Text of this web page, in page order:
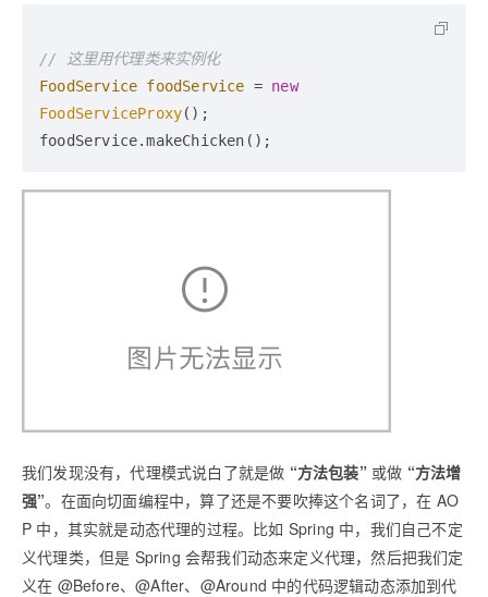
// 这里用代理类来实例化
FoodService foodService = new
FoodServiceProxy();
我们发现没有，代理模式说白了就是做 “方法包装”或做 “方法增
强”。在面向切面编程中，算了还是不要吹捧这个名词了，在 AO
P 中，其实就是动态代理的过程。比如 Spring 中，我们自己不定
义代理类，但是 Spring 会帮我们动态来定义代理，然后把我们定
义在 @Before、@After、@Around 中的代码逻辑动态添加到代